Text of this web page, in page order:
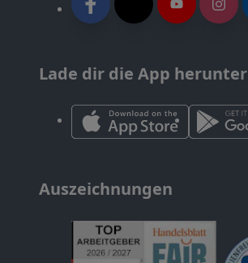
Lade dir die App herunter
Auszeichnungen